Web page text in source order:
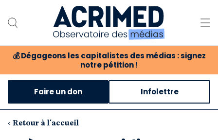
💰 Dégageons les capitalistes des médias : signez
notre pétition !
Notre association
Notre critique des médias
Nos propositions
Faire un don Infolettre
‹ Retour à l'accueil